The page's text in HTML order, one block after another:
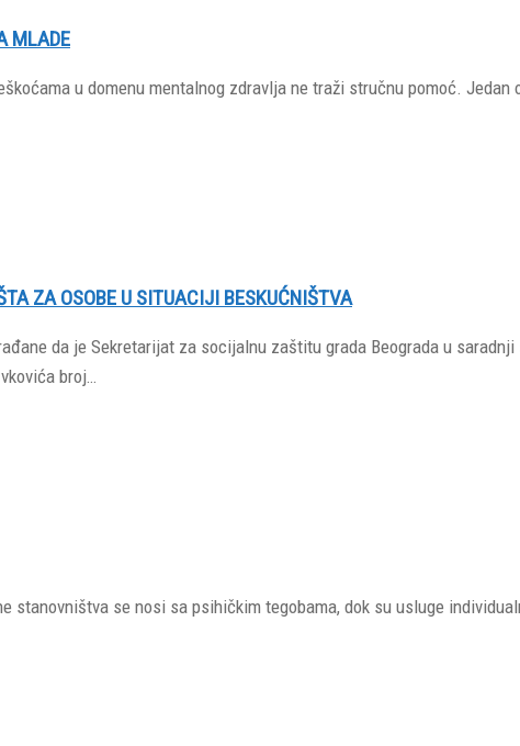
MLADE
u domenu mentalnog zdravlja ne traži stručnu pomoć.
ZA OSOBE U SITUACIJI BESKUĆNIŠTVA
da je Sekretarijat za socijalnu zaštitu grada Beograda u
broj…
se nosi sa psihičkim tegobama, dok su usluge